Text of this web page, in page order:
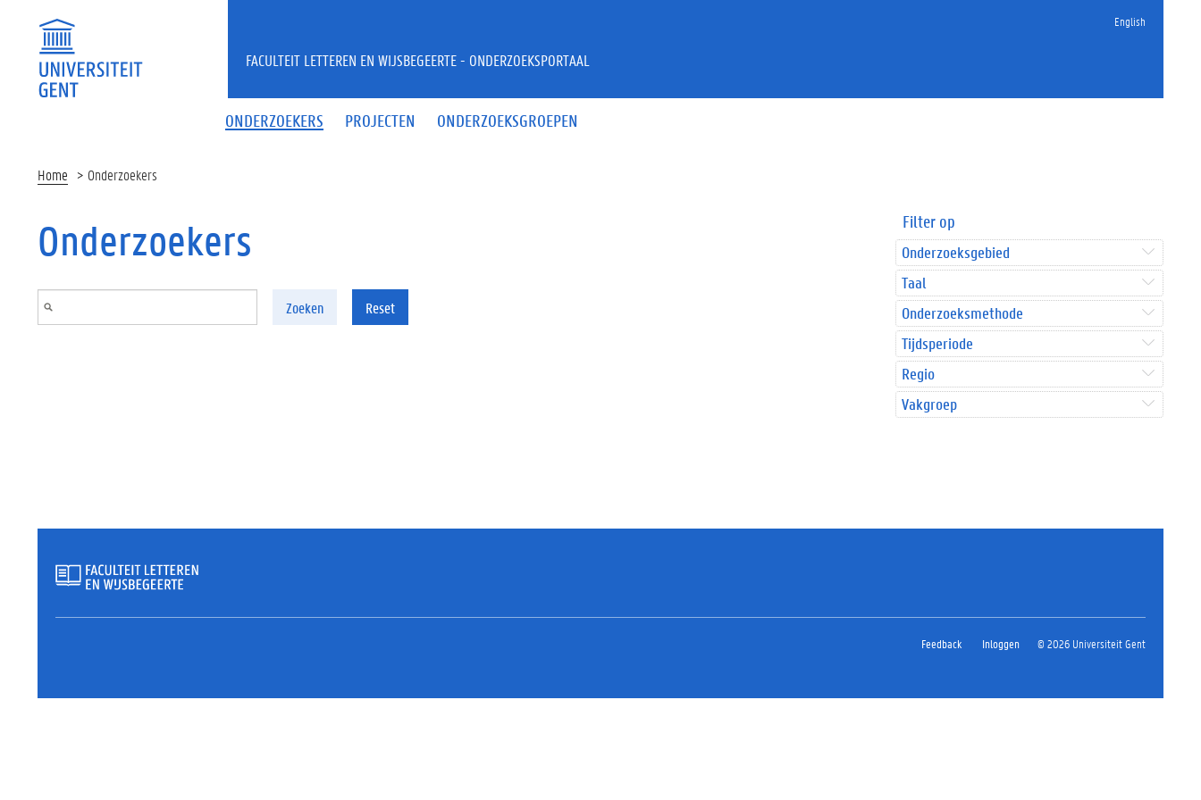
English
ONDERZOEKERS PROJECTEN ONDERZOEKSGROEPEN
FACULTEIT LETTEREN EN WIJSBEGEERTE - ONDERZOEKSPORTAAL
Home Onderzoekers
Onderzoekers
Zoeken Reset
Filter op
Onderzoeksgebied
Taal
Onderzoeksmethode
Tijdsperiode
Regio
Vakgroep
Feedback Inloggen © 2026 Universiteit Gent